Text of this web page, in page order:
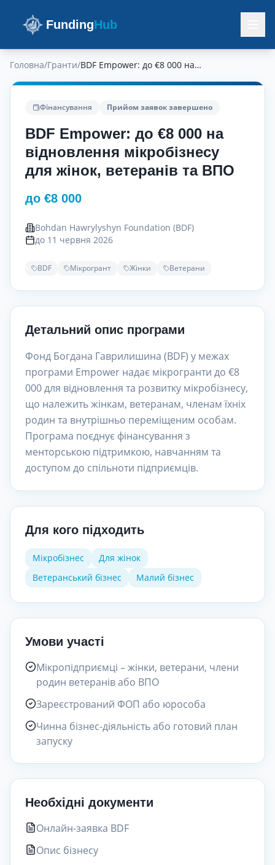
FundingHub
Головна/Гранти/ BDF Empower: до €8 000 на відновлення мікробізнесу для жінок, ветеранів та ВПО
Фінансування Прийом заявок завершено
BDF Empower: до €8 000 на
відновлення мікробізнесу
для жінок, ветеранів та ВПО
до €8 000
Bohdan Hawrylyshyn Foundation (BDF)
до 11 червня 2026
BDF Мікрогрант Жінки Ветерани
Детальний опис програми
Фонд Богдана Гаврилишина (BDF) у межах
програми Empower надає мікрогранти до €8
000 для відновлення та розвитку мікробізнесу,
що належить жінкам, ветеранам, членам їхніх
родин та внутрішньо переміщеним особам.
Програма поєднує фінансування з
менторською підтримкою, навчанням та
доступом до спільноти підприємців.
Для кого підходить
Мікробізнес
Для жінок
Ветеранський бізнес
Малий бізнес
Умови участі
Мікропідприємці – жінки, ветерани, члени
родин ветеранів або ВПО
Зареєстрований ФОП або юрособа
Чинна бізнес-діяльність або готовий план
запуску
Необхідні документи
Онлайн-заявка BDF
Опис бізнесу